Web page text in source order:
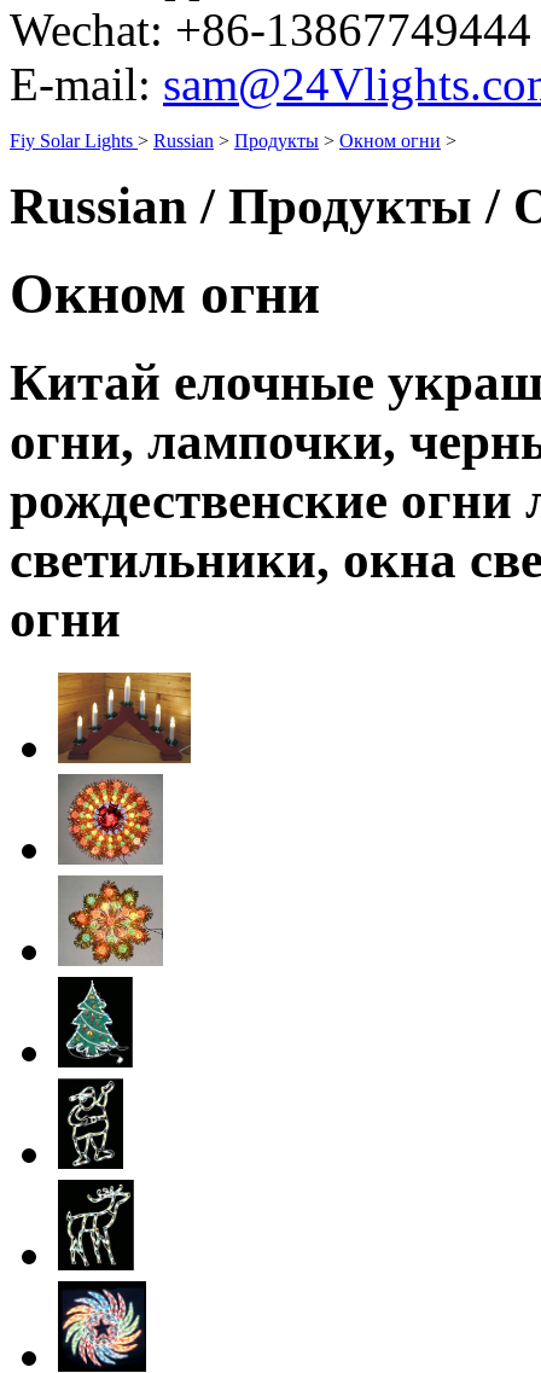
Wechat: +86-13867749444
E-mail:
Fiy Solar Lights > Russian > Продукты > Окном огни >
Russian / Продукты /
Окном огни
Китай елочные
огни, лампочки,
рождественские
светильники, окна
огни